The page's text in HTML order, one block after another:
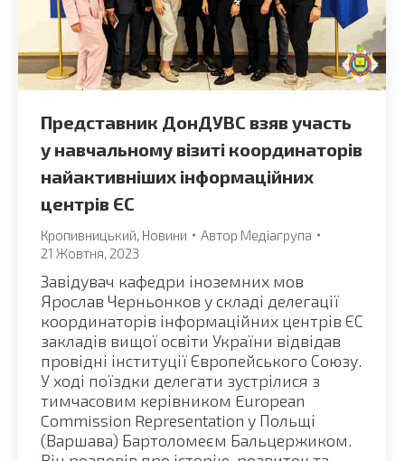
Представник ДонДУВС взяв участь
у навчальному візиті координаторів
найактивніших інформаційних
центрів ЄС
Кропивницький Новини Автор Медіагрупа
21 Жовтня, 2023
Завідувач кафедри іноземних мов
Ярослав Черньонков у складі делегації
координаторів інформаційних центрів ЄС
закладів вищої освіти України відвідав
провідні інституції Європейського Союзу.
У ході поїздки делегати зустрілися з
тимчасовим керівником European
Commission Representation у Польщі
(Варшава) Бартоломеєм Бальцержиком.